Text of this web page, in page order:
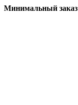
Минимальный заказ